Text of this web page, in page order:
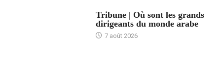
Tribune | Où sont les grands
dirigeants du monde arabe
7 août 2026